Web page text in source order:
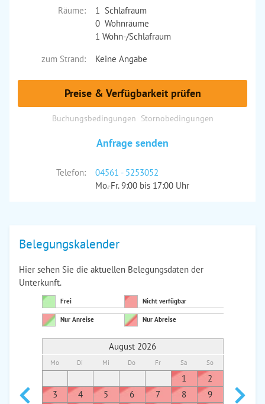
Räume:
1 Schlafraum
0 Wohnräume
1 Wohn-/Schlafraum
zum Strand:
Keine Angabe
Preise & Verfügbarkeit prüfen
Buchungsbedingungen Stornobedingungen
Anfrage senden
Telefon:
04561 - 5253052
Mo.-Fr. 9:00 bis 17:00 Uhr
Belegungskalender
Hier sehen Sie die aktuellen Belegungsdaten der
Unterkunft.
Frei Nicht verfügbar
Nur Anreise Nur Abreise
August 2026
Mo Di Mi Do Fr Sa So
1
2
3
4 5 6 7 8
9
7